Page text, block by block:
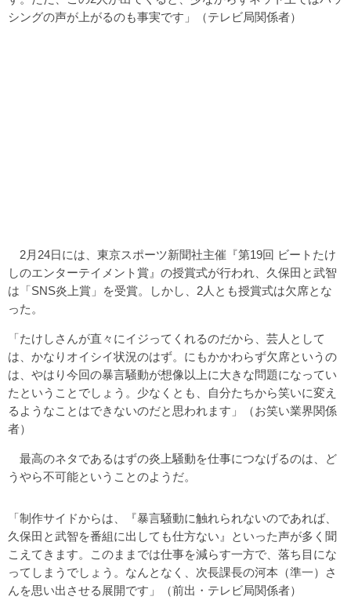
シングの声が上がるのも事実です」（テレビ局関係者）
2月24日には、東京スポーツ新聞社主催『第19回 ビートたけ
しのエンターテイメント賞』の授賞式が行われ、久保田と武智
は「SNS炎上賞」を受賞。しかし、2人とも授賞式は欠席とな
った。
「たけしさんが直々にイジってくれるのだから、芸人として
は、かなりオイシイ状況のはず。にもかかわらず欠席というの
は、やはり今回の暴言騒動が想像以上に大きな問題になってい
たということでしょう。少なくとも、自分たちから笑いに変え
るようなことはできないのだと思われます」（お笑い業界関係
者）
最高のネタであるはずの炎上騒動を仕事につなげるのは、ど
うやら不可能ということのようだ。
「制作サイドからは、『暴言騒動に触れられないのであれば、
久保田と武智を番組に出しても仕方ない』といった声が多く聞
こえてきます。このままでは仕事を減らす一方で、落ち目にな
ってしまうでしょう。なんとなく、次長課長の河本（準一）さ
んを思い出させる展開です」（前出・テレビ局関係者）